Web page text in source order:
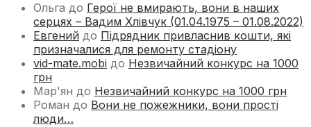
Ольга до Герої не вмирають, вони в наших
серцях – Вадим Хлівчук (01.04.1975 – 01.08.2022)
Евгений до Підрядник привласнив кошти, які
призначалися для ремонту стадіону
vid-mate.mobi до Незвичайний конкурс на 1000
грн
Мар'ян до Незвичайний конкурс на 1000 грн
Роман до Вони не пожежники, вони прості
люди…